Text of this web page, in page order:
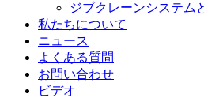
ジブクレーンシステム
私たちについて
ニュース
よくある質問
お問い合わせ
ビデオ